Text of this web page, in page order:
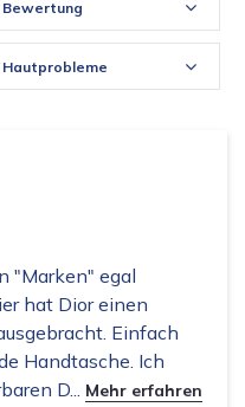
Bewertung
Hautprobleme
"Marken" egal
hat Dior einen
Einfach
Handtasche. Ich
D... Mehr erfahren